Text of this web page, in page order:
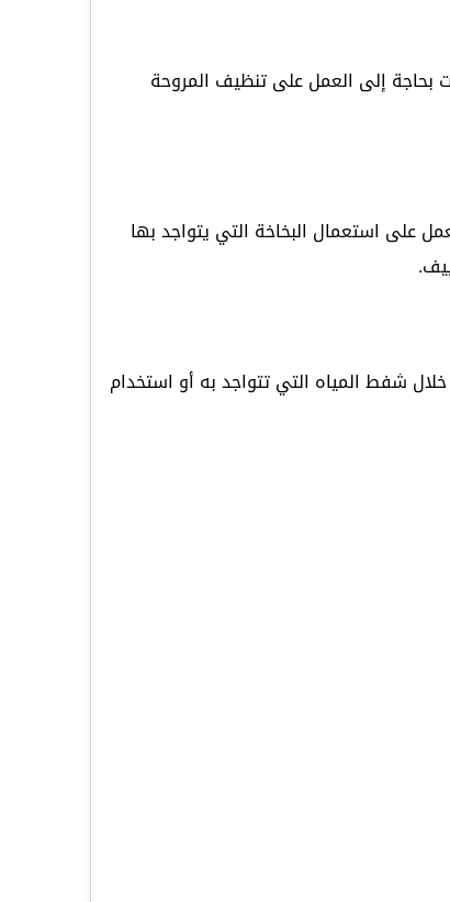
بحاجة إلى العمل على تنظيف المروحة
على استعمال البخاخة التي يتواجد بها
شفط المياه التي تتواجد به أو استخدام